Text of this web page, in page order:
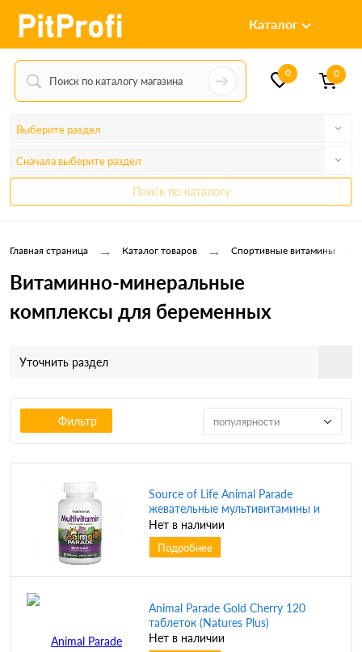
Каталог
0 0
Выберите раздел
Сначала выберите раздел
Поиск по каталогу
Главная страница → Каталог товаров → Спортивные витамины
Витаминно-минеральные
комплексы для беременных
Уточнить раздел
Фильтр популярности
Source of Life Animal Parade
жевательные мультивитамины и
минералы для детей со вкусом
винограда 180 таблеток (Natures
Plus)
Нет в наличии
Подробнее
Animal Parade Gold Cherry 120
таблеток (Natures Plus)
Нет в наличии